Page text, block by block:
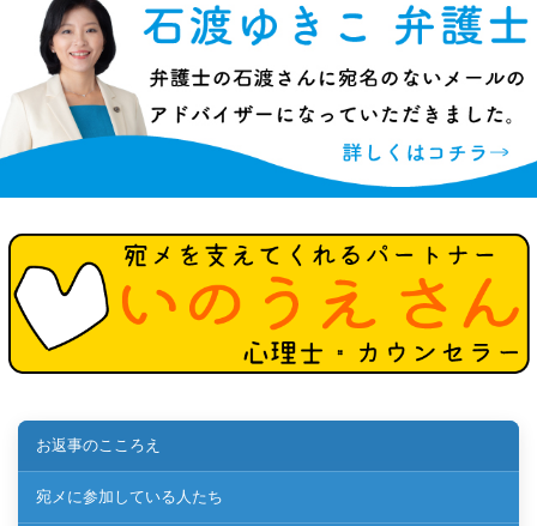
お返事のこころえ
宛メに参加している人たち